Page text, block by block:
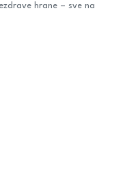
hrane – sve na